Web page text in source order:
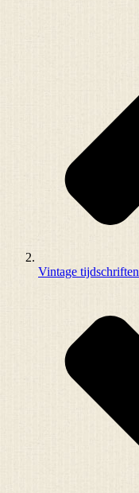
Vintage tijdschriften